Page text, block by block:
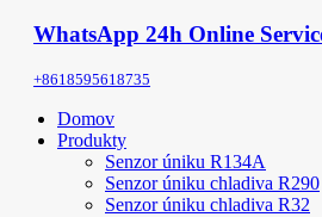
WhatsApp 24h Online
+8618595618735
Domov
Produkty
Senzor úniku R134A
Senzor úniku chladiva R290
Senzor úniku chladiva R32